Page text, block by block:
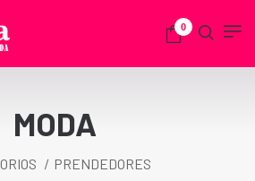
0
MODA
PRENDEDORES